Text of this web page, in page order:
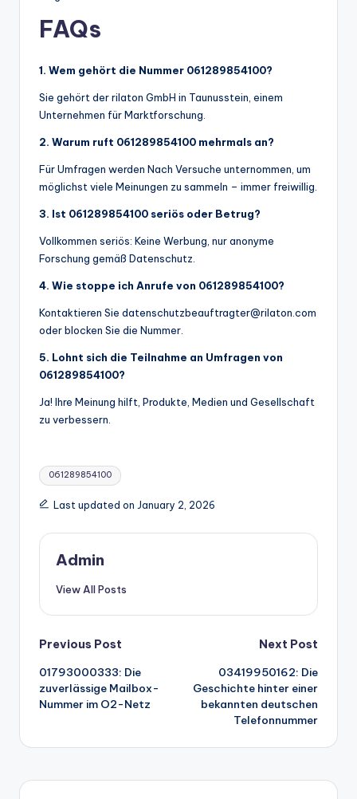
FAQs
1. Wem gehört die Nummer 061289854100?
Sie gehört der rilaton GmbH in Taunusstein, einem
Unternehmen für Marktforschung.
2. Warum ruft 061289854100 mehrmals an?
Für Umfragen werden Nach Versuche unternommen, um
möglichst viele Meinungen zu sammeln – immer freiwillig.
3. Ist 061289854100 seriös oder Betrug?
Vollkommen seriös: Keine Werbung, nur anonyme
Forschung gemäß Datenschutz.
4. Wie stoppe ich Anrufe von 061289854100?
Kontaktieren Sie datenschutzbeauftragter@rilaton.com
oder blocken Sie die Nummer.
5. Lohnt sich die Teilnahme an Umfragen von
061289854100?
Ja! Ihre Meinung hilft, Produkte, Medien und Gesellschaft
zu verbessern.
Tags:
061289854100
Last updated on January 2, 2026
Admin
View All Posts
Post
navigation
Previous Post
01793000333: Die
zuverlässige Mailbox-
Nummer im O2-Netz
Next Post
03419950162: Die
Geschichte hinter einer
bekannten deutschen
Telefonnummer